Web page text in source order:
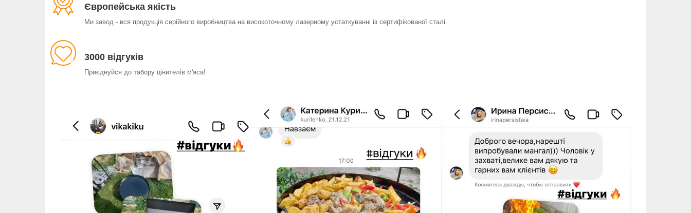
Європейська якість
Ми завод - вся продукція серійного виробництва на високоточному лазерному устаткуванні із сертифікованої сталі.
3000 відгуків
Приєднуйся до табору цінителів м'яса!